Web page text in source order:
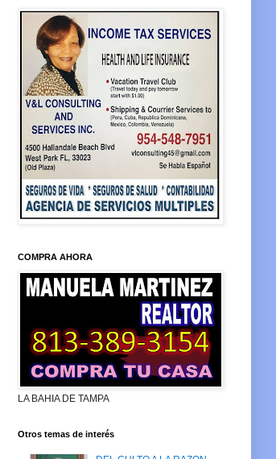
COMPRA AHORA
LA BAHIA DE TAMPA
Otros temas de interés